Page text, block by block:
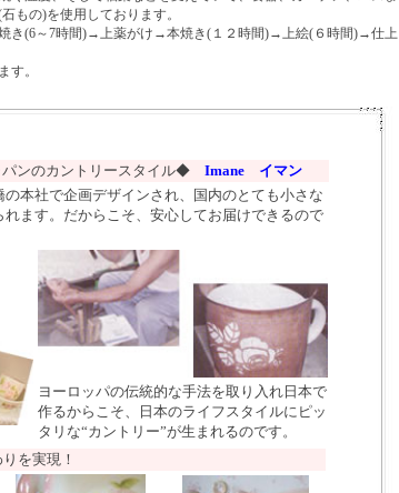
もの)を使用しております。
き(6～7時間)→上薬がけ→本焼き(１２時間)→上絵(６時間)→仕上
す。
ンのカントリースタイル◆ Imane イマン
本社で企画デザインされ、国内のとても小さな
ます。だからこそ、安心してお届けできるので
ヨーロッパの伝統的な手法を取り入れ日本で
作るからこそ、日本のライフスタイルにピッ
タリな“カントリー”が生まれるのです。
を実現！